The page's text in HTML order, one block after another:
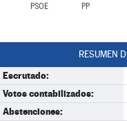
PSOE PP
RESUMEN
Escrutado:
Votos contabilizados:
Abstenciones: